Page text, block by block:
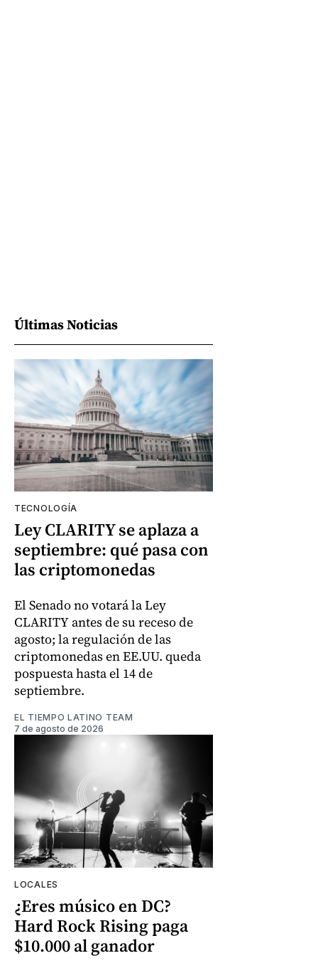
Últimas Noticias
TECNOLOGÍA
Ley CLARITY se aplaza a
septiembre: qué pasa con
las criptomonedas
El Senado no votará la Ley
CLARITY antes de su receso de
agosto; la regulación de las
criptomonedas en EE.UU. queda
pospuesta hasta el 14 de
septiembre.
EL TIEMPO LATINO TEAM
7 de agosto de 2026
LOCALES
¿Eres músico en DC?
Hard Rock Rising paga
$10.000 al ganador